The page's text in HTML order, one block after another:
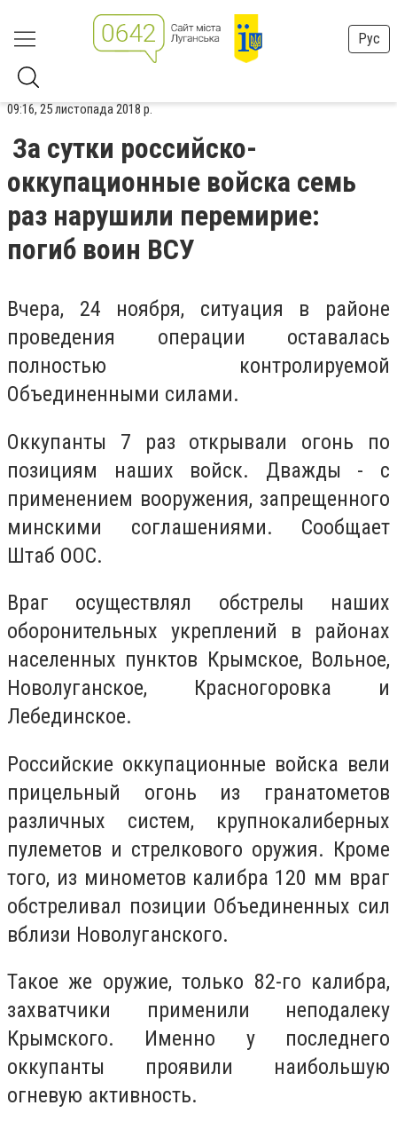
Рус
09:16, 25 листопада 2018 р.
За сутки российско-
оккупационные войска семь
раз нарушили перемирие:
погиб воин ВСУ
Вчера, 24 ноября, ситуация в районе
проведения операции оставалась
полностью контролируемой
Объединенными силами.
Оккупанты 7 раз открывали огонь по
позициям наших войск. Дважды - с
применением вооружения, запрещенного
минскими соглашениями. Сообщает
Штаб ООС.
Враг осуществлял обстрелы наших
оборонительных укреплений в районах
населенных пунктов Крымское, Вольное,
Новолуганское, Красногоровка и
Лебединское.
Российские оккупационные войска вели
прицельный огонь из гранатометов
различных систем, крупнокалиберных
пулеметов и стрелкового оружия. Кроме
того, из минометов калибра 120 мм враг
обстреливал позиции Объединенных сил
вблизи Новолуганского.
Такое же оружие, только 82-го калибра,
захватчики применили неподалеку
Крымского. Именно у последнего
оккупанты проявили наибольшую
огневую активность.